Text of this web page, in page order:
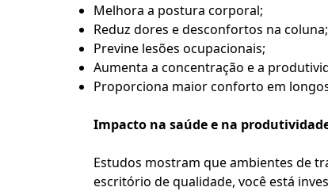
Melhora a postura corporal;
Reduz dores e desconfortos na coluna;
Previne lesões ocupacionais;
Aumenta a concentração e a
Proporciona maior conforto em
Impacto na saúde e na
Estudos mostram que ambientes de
escritório de qualidade, você está